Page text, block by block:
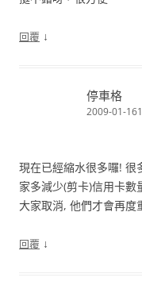
回覆 ↓
停車格
2009-01-
現在已經縮水很多囉! 很
家多減少(剪卡)信用卡
大家取消, 他們才會再度
回覆 ↓